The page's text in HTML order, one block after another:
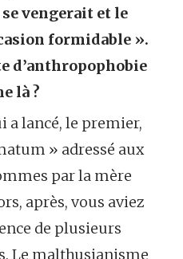
vengerait et le
formidable ».
d’anthropophobie
là ?
a lancé, le premier,
» adressé aux
par la mère
après, vous aviez
de plusieurs
Le malthusianisme